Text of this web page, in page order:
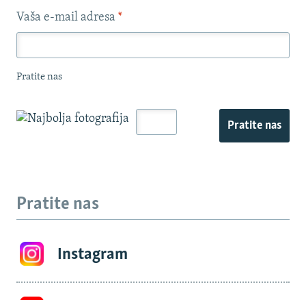
Vaša e-mail adresa *
Pratite nas
Pratite nas
Pratite nas
Instagram